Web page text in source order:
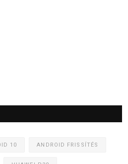
10 ANDROID FRISSÍTÉS